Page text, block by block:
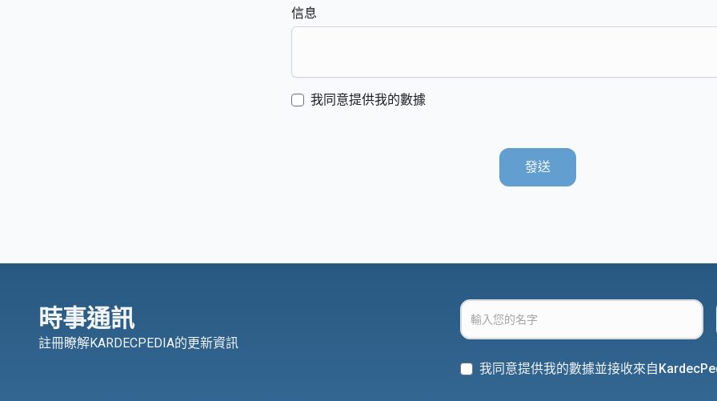
信息
我同意提供我的數據
發送
時事通訊
註冊瞭解KARDECPEDIA的更新資訊
我同意提供我的數據並接收來自